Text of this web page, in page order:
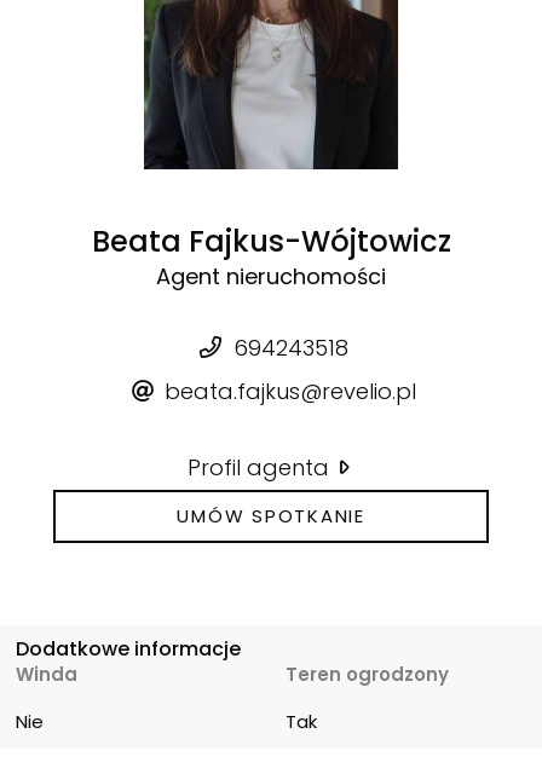
Beata Fajkus-Wójtowicz
Agent nieruchomości
694243518
beata.fajkus@revelio.pl
Profil agenta
UMÓW SPOTKANIE
Dodatkowe informacje
Winda
Nie
Teren ogrodzony
Tak